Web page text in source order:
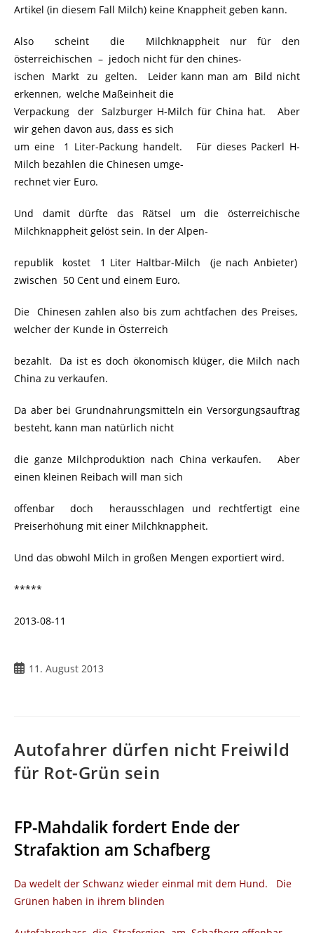
Artikel (in diesem Fall Milch) keine Knappheit geben kann.
Also scheint die Milchknappheit nur für den
österreichischen – jedoch nicht für den chines-
ischen Markt zu gelten. Leider kann man am Bild nicht
erkennen, welche Maßeinheit die
Verpackung der Salzburger H-Milch für China hat. Aber
wir gehen davon aus, dass es sich
um eine 1 Liter-Packung handelt. Für dieses Packerl H-
Milch bezahlen die Chinesen umge-
rechnet vier Euro.
Und damit dürfte das Rätsel um die österreichische
Milchknappheit gelöst sein. In der Alpen-
republik kostet 1 Liter Haltbar-Milch (je nach Anbieter)
zwischen 50 Cent und einem Euro.
Die Chinesen zahlen also bis zum achtfachen des Preises,
welcher der Kunde in Österreich
bezahlt. Da ist es doch ökonomisch klüger, die Milch nach
China zu verkaufen.
Da aber bei Grundnahrungsmitteln ein Versorgungsauftrag
besteht, kann man natürlich nicht
die ganze Milchproduktion nach China verkaufen. Aber
einen kleinen Reibach will man sich
offenbar doch herausschlagen und rechtfertigt eine
Preiserhöhung mit einer Milchknappheit.
Und das obwohl Milch in großen Mengen exportiert wird.
*****
2013-08-11
11. August 2013
Autofahrer dürfen nicht Freiwild
für Rot-Grün sein
FP-Mahdalik fordert Ende der
Strafaktion am Schafberg
Da wedelt der Schwanz wieder einmal mit dem Hund. Die
Grünen haben in ihrem blinden